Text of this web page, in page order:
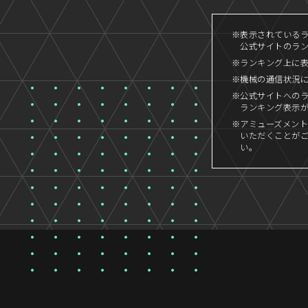
※表示されている
公式サイトのラ
※ランキング上に
※機械の通信状況
※公式サイトへの
ランキング表示
※アミューズメン
いただくことが
い。